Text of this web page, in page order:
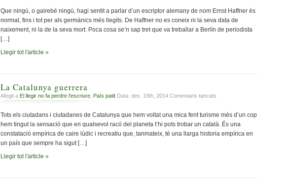
cremada
Que ningú, o gairebé ningú, hagi sentit a parlar d’un escriptor alemany de nom Ernst Haffner és
normal, fins i tot per als germànics més llegits. De Haffner no es coneix ni la seva data de
naixement, ni la de la seva mort. Poca cosa se’n sap tret que va treballar a Berlín de periodista
[…]
Llegir tot l'article »
La Catalunya guerrera
Afegit a El llegir no fa perdre l'escriure País patit Data: des. 19th, 2014 Comentaris tancats
Catalunya
guerrera
Tots els ciutadans i ciutadanes de Catalunya que hem voltat una mica fent turisme més d’un cop
hem tingut la sensació que en qualsevol racó del planeta t’hi pots trobar un català. És una
constatació empírica de caire lúdic i recreatiu que, tanmateix, té una llarga historia empírica en
un país que sempre ha sigut […]
Llegir tot l'article »